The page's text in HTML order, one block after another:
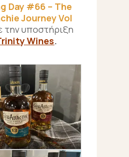
Day #66 – The
Journey Vol
την υποστήριξη
Wines.